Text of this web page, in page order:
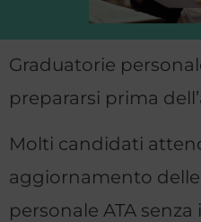
Graduatorie
prepararsi prima
Molti candidati
aggiornamento
personale ATA